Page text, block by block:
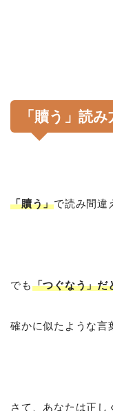
「贖う」読
「贖う」で読み間違
でも「つぐなう」だ
確かに似たような
さて、あなたは正し